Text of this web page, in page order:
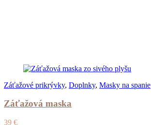
Záťažové prikrývky, Doplnky, Masky na spanie
Záťažová maska
39 €